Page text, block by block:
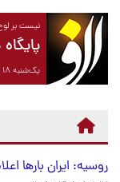
نیست بر
یک‌شنبه ۱۸ مرداد ۱۴۰۵ برابر با ۰۹ آگوست ۲۰۲۶
روسیه: ایران بارها